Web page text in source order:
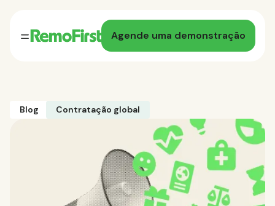
Agende uma demonstração
Blog Contratação global